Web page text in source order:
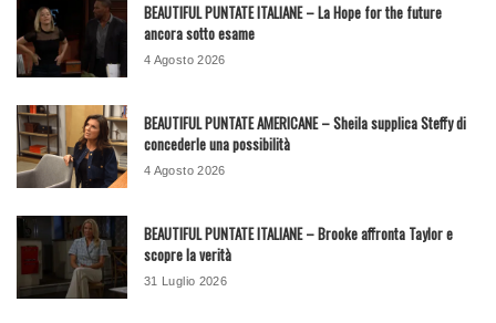
BEAUTIFUL PUNTATE ITALIANE – La Hope for the future
ancora sotto esame
4 Agosto 2026
BEAUTIFUL PUNTATE AMERICANE – Sheila supplica Steffy di
concederle una possibilità
4 Agosto 2026
BEAUTIFUL PUNTATE ITALIANE – Brooke affronta Taylor e
scopre la verità
31 Luglio 2026